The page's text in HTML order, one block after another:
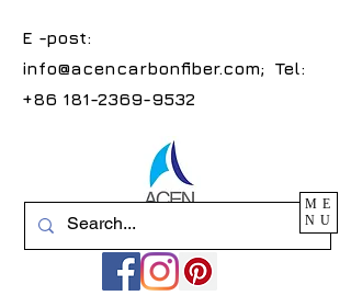
E -post:
info@acencarbonfiber.com; Tel:
+86 181-2369-9532
ME
NU